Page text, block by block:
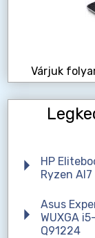
Várjuk
HP
Ryzen AI7
Asus
WUXGA
Q91224